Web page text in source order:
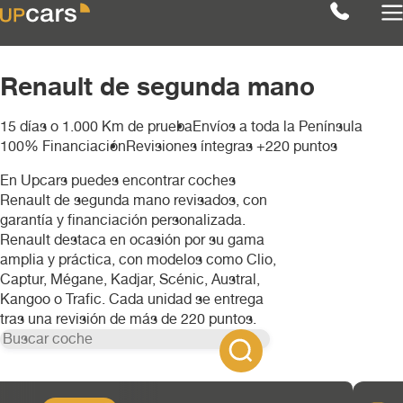
Renault de segunda mano
15 días o 1.000 Km de pruebaEnvíos a toda la Península
100% FinanciaciónRevisiones íntegras +220 puntos
En Upcars puedes encontrar coches
Renault de segunda mano revisados, con
garantía y financiación personalizada.
Renault destaca en ocasión por su gama
amplia y práctica, con modelos como Clio,
Captur, Mégane, Kadjar, Scénic, Austral,
Kangoo o Trafic. Cada unidad se entrega
tras una revisión de más de 220 puntos.
Filtros
Limpiar
RENAULT
Audi
BMW
Chevrolet
Modelos
RENAULT
Trafic
Categoría
Berlina
Combustible
Ver coches ( 1 )